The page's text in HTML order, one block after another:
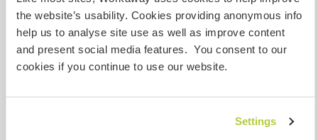
the website’s usability. Cookies providing anonymous info
help us to analyse site use as well as improve content
and present social media features. You consent to our
cookies if you continue to use our website.
Settings
Acceso a Internet limitado
Tenemos animales